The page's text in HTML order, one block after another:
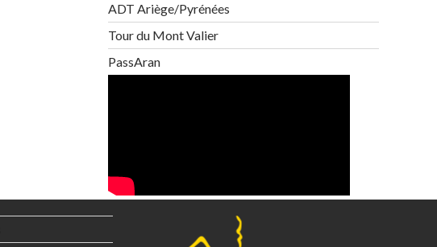
ADT Ariège/Pyrénées
Tour du Mont Valier
PassAran